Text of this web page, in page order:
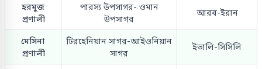
হরমুজ
প্রণালী
পারস্য উপসাগর- ওমান
উপসাগর
আরব-ইরান
মেসিনা
প্রণালী
টিরহেনিয়ান সাগর-আইওনিয়ান
সাগর
ইতালি-সিসিলি